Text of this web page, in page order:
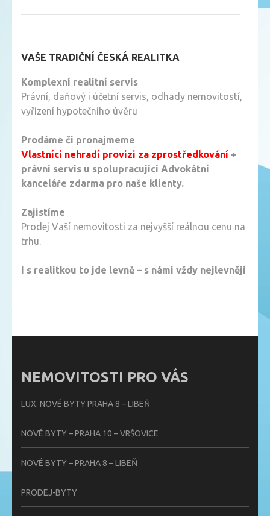
VAŠE TRADIČNÍ ČESKÁ REALITKA
Komplexní realitní servis
Právní, daňový i účetní servis, odhady nemovitostí,
vyřízení hypotečního úvěru
Prodáme či pronajmeme
Vlastníci nehradí provizi za zprostředkování +
právní servis u spolupracující Advokátní
kanceláře zdarma pro naše klienty.
Zajistíme
Prodej Vaší nemovitosti za nejvyšší reálnou cenu na
trhu.
I s realitkou to jde levně – s námi vždy nejlevněji
NEMOVITOSTI PRO VÁS
LUX. NOVÉ BYTY PRAHA 8 – LIBEŇ
NOVÉ BYTY – PRAHA 10 – VRŠOVICE
NOVÉ BYTY – PRAHA 8 – LIBEŇ
PRODEJ-BYTY